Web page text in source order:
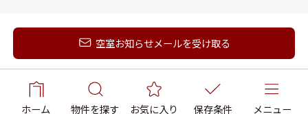
新着メールを受け取る
ホーム 物件を探す お気に入り 保存条件 メニュー
空室お知らせメールを受け取る